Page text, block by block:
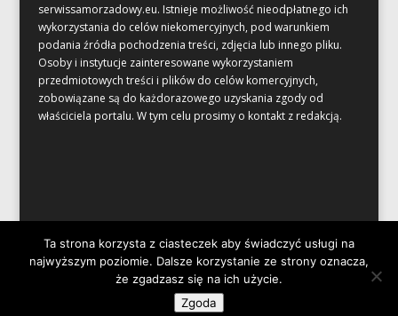
serwissamorzadowy.eu. Istnieje możliwość nieodpłatnego ich
wykorzystania do celów niekomercyjnych, pod warunkiem
podania źródła pochodzenia treści, zdjęcia lub innego pliku.
Osoby i instytucje zainteresowane wykorzystaniem
przedmiotowych treści i plików do celów komercyjnych,
zobowiązane są do każdorazowego uzyskania zgody od
właściciela portalu. W tym celu prosimy o kontakt z redakcją.
Zaprojektowane przez Elegant Themes
| Obsługiwane przez
WordPress
Ta strona korzysta z ciasteczek aby świadczyć usługi na
najwyższym poziomie. Dalsze korzystanie ze strony oznacza,
że zgadzasz się na ich użycie.
Zgoda